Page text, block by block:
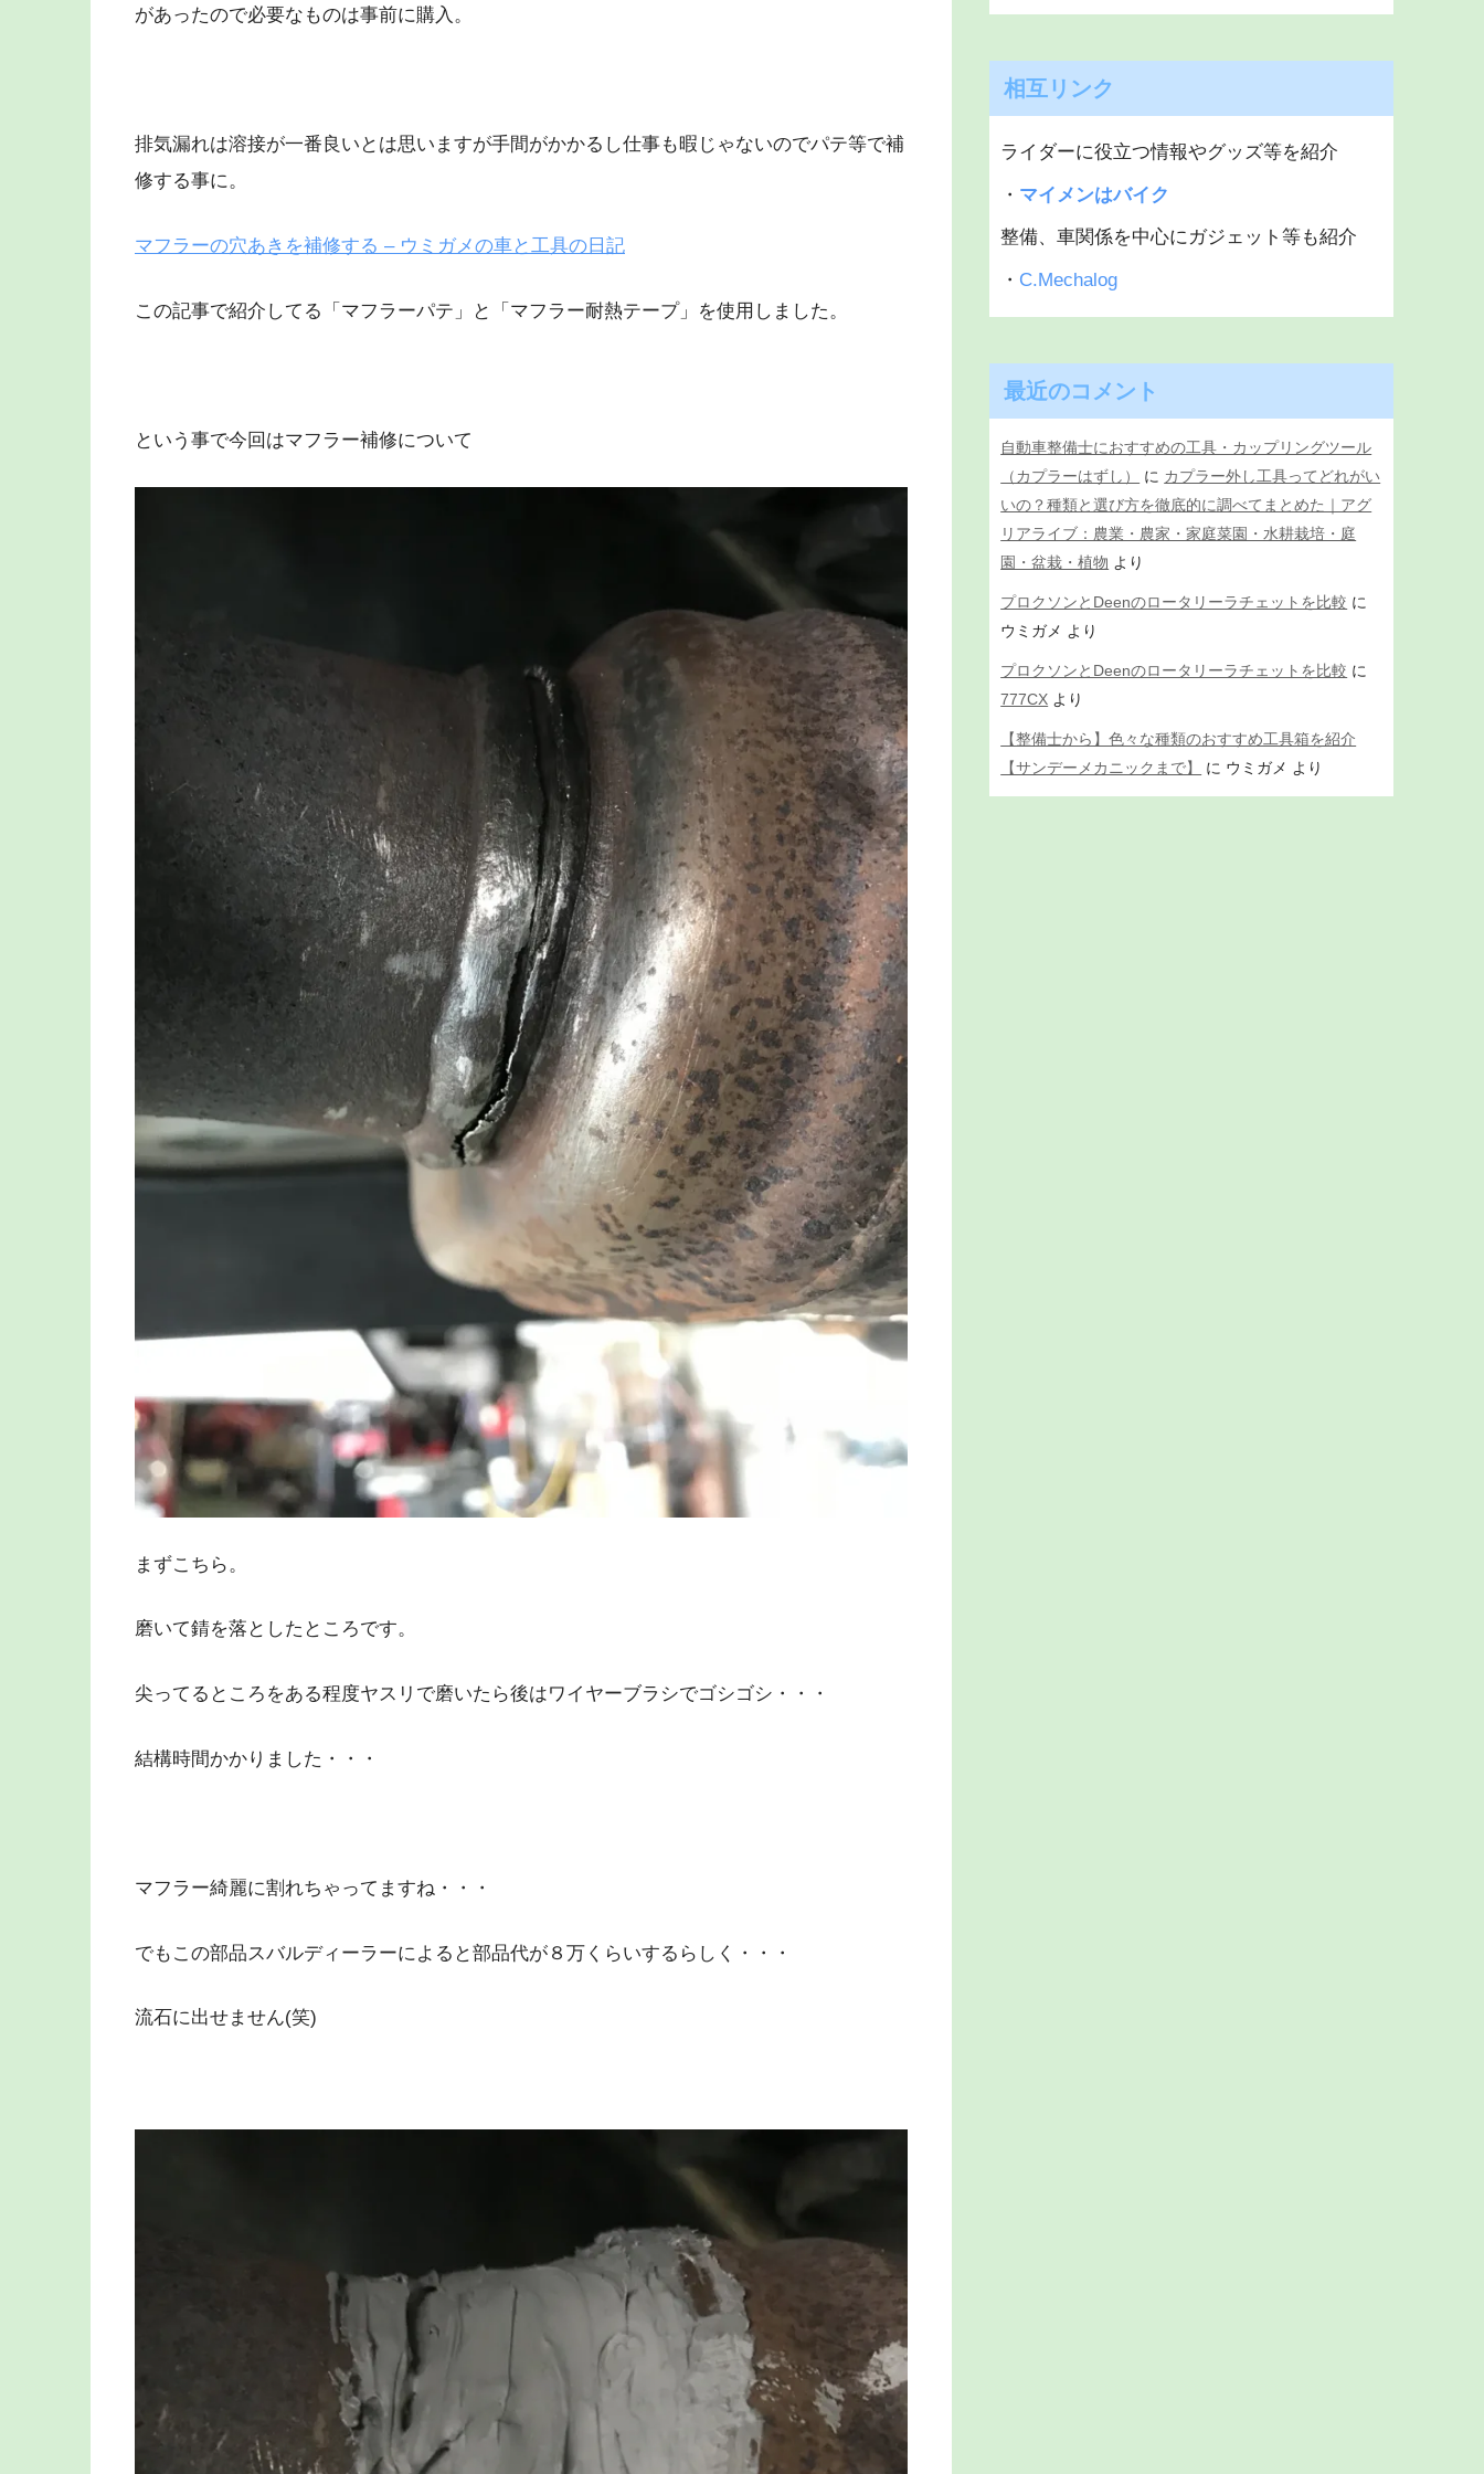
があったので必要なものは事前に購入。
排気漏れは溶接が一番良いとは思いますが手間がかかるし仕事も暇じゃないのでパテ等で補
修する事に。
マフラーの穴あきを補修する – ウミガメの車と工具の日記
この記事で紹介してる「マフラーパテ」と「マフラー耐熱テープ」を使用しました。
という事で今回はマフラー補修について
まずこちら。
磨いて錆を落としたところです。
尖ってるところをある程度ヤスリで磨いたら後はワイヤーブラシでゴシゴシ・・・
結構時間かかりました・・・
マフラー綺麗に割れちゃってますね・・・
でもこの部品スバルディーラーによると部品代が８万くらいするらしく・・・
流石に出せません(笑)
相互リンク
ライダーに役立つ情報やグッズ等を紹介
・ マイメンはバイク
整備、車関係を中心にガジェット等も紹介
・ C.Mechalog
最近のコメント
自動車整備士におすすめの工具・カップリングツール
（カプラーはずし）
に カプラー外し工具ってどれがい
いの？種類と選び方を徹底的に調べてまとめた｜アグ
リアライブ：農業・農家・家庭菜園・水耕栽培・庭
園・盆栽・植物 より
プロクソンとDeenのロータリーラチェットを比較 に
ウミガメ より
プロクソンとDeenのロータリーラチェットを比較 に
777CX より
【整備士から】色々な種類のおすすめ工具箱を紹介
【サンデーメカニックまで】
に ウミガメ より